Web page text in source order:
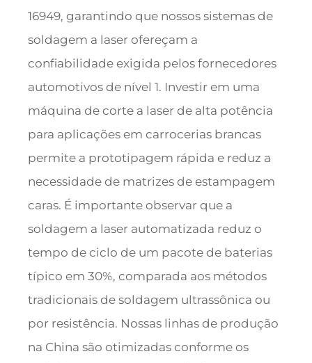
16949, garantindo que nossos sistemas de
soldagem a laser ofereçam a
confiabilidade exigida pelos fornecedores
automotivos de nível 1. Investir em uma
máquina de corte a laser de alta potência
para aplicações em carrocerias brancas
permite a prototipagem rápida e reduz a
necessidade de matrizes de estampagem
caras. É importante observar que a
soldagem a laser automatizada reduz o
tempo de ciclo de um pacote de baterias
típico em 30%, comparada aos métodos
tradicionais de soldagem ultrassônica ou
por resistência. Nossas linhas de produção
na China são otimizadas conforme os